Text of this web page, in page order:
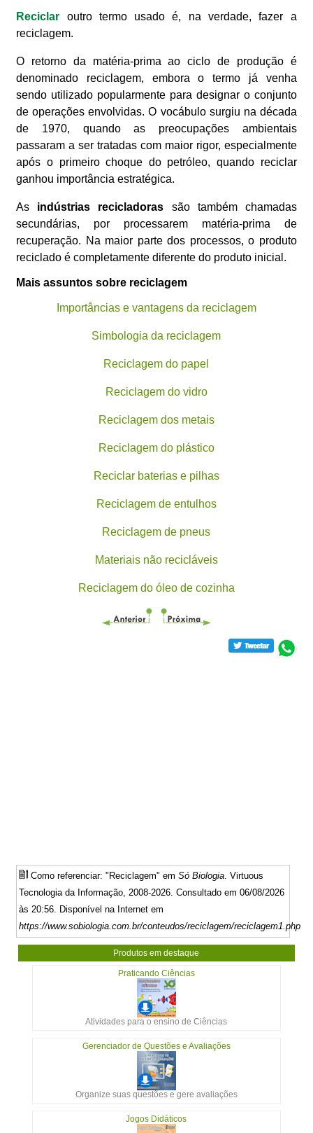
Reciclar outro termo usado é, na verdade, fazer a
reciclagem.
O retorno da matéria-prima ao ciclo de produção é
denominado reciclagem, embora o termo já venha
sendo utilizado popularmente para designar o conjunto
de operações envolvidas. O vocábulo surgiu na década
de 1970, quando as preocupações ambientais
passaram a ser tratadas com maior rigor, especialmente
após o primeiro choque do petróleo, quando reciclar
ganhou importância estratégica.
As indústrias recicladoras são também chamadas
secundárias, por processarem matéria-prima de
recuperação. Na maior parte dos processos, o produto
reciclado é completamente diferente do produto inicial.
Mais assuntos sobre reciclagem
Importâncias e vantagens da reciclagem
Simbologia da reciclagem
Reciclagem do papel
Reciclagem do vidro
Reciclagem dos metais
Reciclagem do plástico
Reciclar baterias e pilhas
Reciclagem de entulhos
Reciclagem de pneus
Materiais não recicláveis
Reciclagem do óleo de cozinha
Como referenciar: "Reciclagem" emSó Biologia . Virtuous
Tecnologia da Informação, 2008-2026. Consultado em 06/08/2026
às 20:56. Disponível na Internet em
https://www.sobiologia.com.br/conteudos/reciclagem/reciclagem1.php
Produtos em destaque
Praticando Ciências
Atividades para o ensino de Ciências
Gerenciador de Questões e Avaliações
Organize suas questões e gere avaliações
Jogos Didáticos